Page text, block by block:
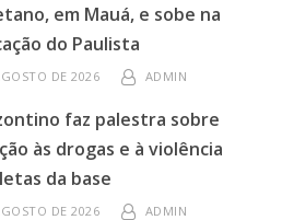
em Mauá, e sobe na
do Paulista
DE 2026 ADMIN
faz palestra sobre
às drogas e à violência
da base
DE 2026 ADMIN